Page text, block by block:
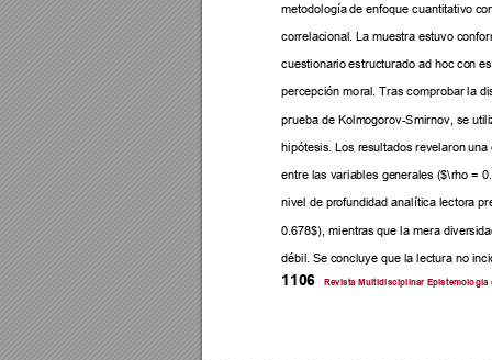
1106 Revista Mult idiscipl inar Ep istemología
metodología de enfoque cuantitativo c
correlacional. La muestra estuvo c
cuestionario estructurado ad hoc con
percepción moral. Tras comprobar la
prueba de Kolmogorov-Smirnov, se
hipótesis. Los resultados revelaron una
entre las variables generales ($\rho =
nivel de profundidad analítica lectora
0.678$), mientras que la mera diversi
débil. Se concluye que la lectura no inci